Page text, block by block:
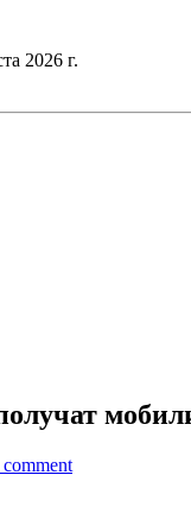
2026 г.